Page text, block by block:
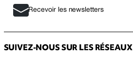
Recevoir les newsletters
SUIVEZ-NOUS SUR LES RÉSEAUX